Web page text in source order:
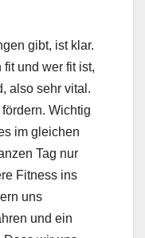
gibt, ist klar.
und wer fit ist,
also sehr vital.
Wichtig
im gleichen
Tag nur
Fitness ins
uns
und ein